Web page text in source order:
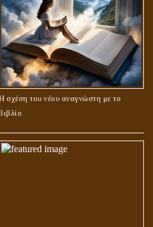
σχέση του νέου αναγνώστη με το